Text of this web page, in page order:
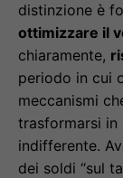
distinzione è
ottimizzare il
chiaramente,
periodo in cui
meccanismi
trasformarsi in
indifferente.
dei soldi “sul